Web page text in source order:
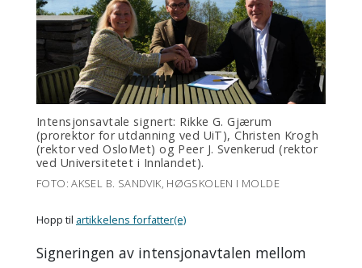
Intensjonsavtale signert: Rikke G. Gjærum
(prorektor for utdanning ved UiT), Christen Krogh
(rektor ved OsloMet) og Peer J. Svenkerud (rektor
ved Universitetet i Innlandet).
FOTO: AKSEL B. SANDVIK, HØGSKOLEN I MOLDE
Hopp til artikkelens forfatter(e)
Signeringen av intensjonavtalen mellom